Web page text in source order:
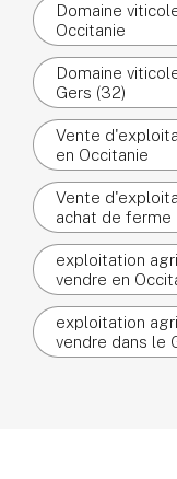
Domaine
Occitanie
Domaine
Gers (32)
Vente
en Occitanie
Vente
achat de ferme
exploitation
vendre en
exploitation
vendre dans le